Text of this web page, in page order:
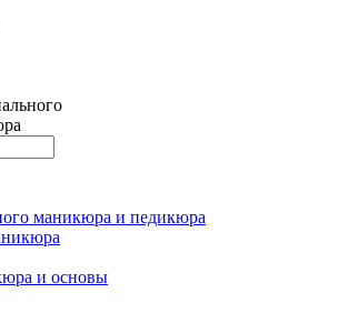
маникюра и педикюра
и основы